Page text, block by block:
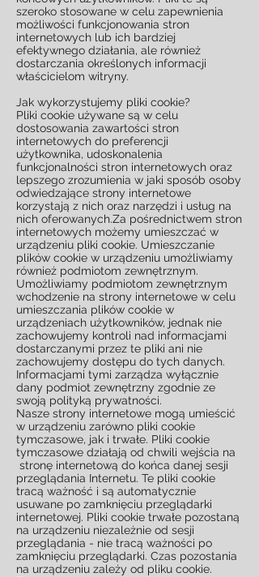
szeroko stosowane w celu zapewnienia
możliwości funkcjonowania stron
internetowych lub ich bardziej
efektywnego działania, ale również
dostarczania określonych informacji
właścicielom witryny.
Jak wykorzystujemy pliki cookie?
Pliki cookie używane są w celu
dostosowania zawartości stron
internetowych do preferencji
użytkownika, udoskonalenia
funkcjonalności stron internetowych oraz
lepszego zrozumienia w jaki sposób osoby
odwiedzające strony internetowe
korzystają z nich oraz narzędzi i usług na
nich oferowanych.Za pośrednictwem stron
internetowych możemy umieszczać w
urządzeniu pliki cookie. Umieszczanie
plików cookie w urządzeniu umożliwiamy
również podmiotom zewnętrznym.
Umożliwiamy podmiotom zewnętrznym
wchodzenie na strony internetowe w celu
umieszczania plików cookie w
urządzeniach użytkowników, jednak nie
zachowujemy kontroli nad informacjami
dostarczanymi przez te pliki ani nie
zachowujemy dostępu do tych danych.
Informacjami tymi zarządza wyłącznie
dany podmiot zewnętrzny zgodnie ze
swoją polityką prywatności.
Nasze strony internetowe mogą umieścić
w urządzeniu zarówno pliki cookie
tymczasowe, jak i trwałe. Pliki cookie
tymczasowe działają od chwili wejścia na
stronę internetową do końca danej sesji
przeglądania Internetu. Te pliki cookie
tracą ważność i są automatycznie
usuwane po zamknięciu przeglądarki
internetowej. Pliki cookie trwałe pozostaną
na urządzeniu niezależnie od sesji
przeglądania - nie tracą ważności po
zamknięciu przeglądarki. Czas pozostania
na urządzeniu zależy od pliku cookie.